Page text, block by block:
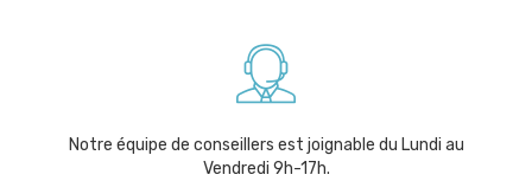
Notre équipe de conseillers est joignable du Lundi au
Vendredi 9h-17h.